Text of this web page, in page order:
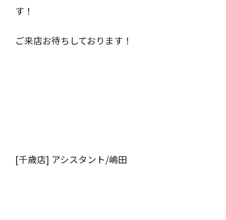
す！
ご来店お待ちしております！
[千歳店] アシスタント/嶋田